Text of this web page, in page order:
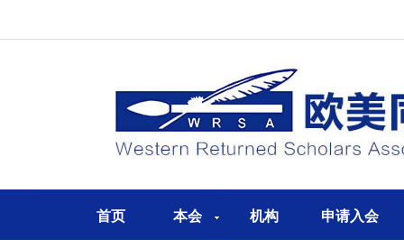
首页 本会 机构 申请入会